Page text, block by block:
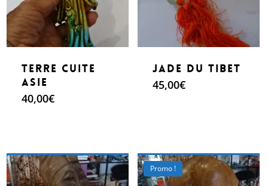
terre cuite
Asie
40,00€
Make An Offer
Jade du Tibet
45,00€
Make An Offer
Promo !